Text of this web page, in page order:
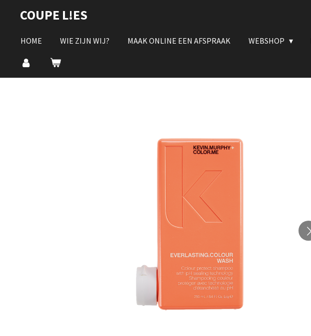
direct
hoofdinhoud
COUPE L!ES
HOME WIE ZIJN WIJ? MAAK ONLINE EEN AFSPRAAK WEBSHOP